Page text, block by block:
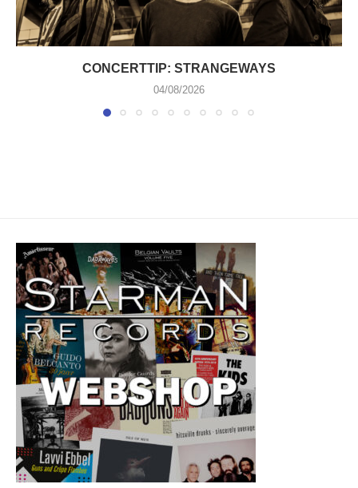
CONCERTTIP: STRANGEWAYS
04/08/2026